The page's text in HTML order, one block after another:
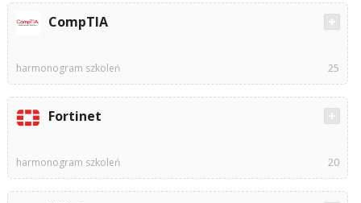
CompTIA
harmonogram szkoleń 25
Fortinet
harmonogram szkoleń 20